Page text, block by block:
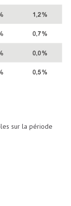
sur la période